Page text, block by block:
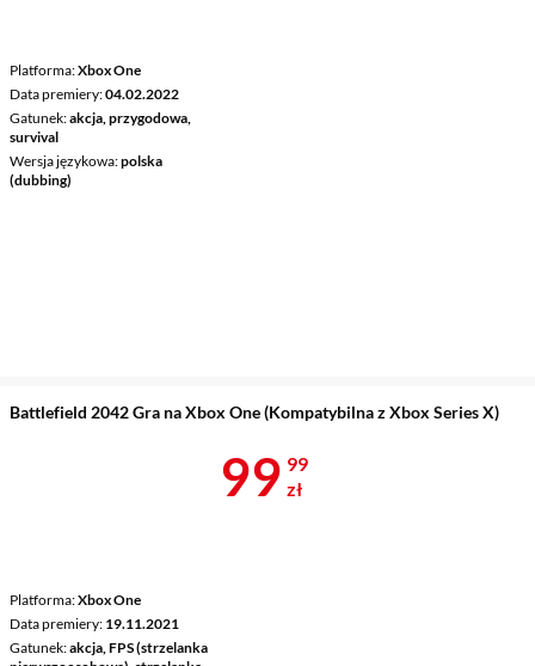
Platforma Xbox One
Data premiery 04.02.2022
Gatunek akcja, przygodowa,
survival
Wersja językowa polska
(dubbing)
Battlefield 2042 Gra na Xbox One (Kompatybilna z Xbox Series X)
Platforma Xbox One
Data premiery 19.11.2021
Gatunek akcja, FPS (strzelanka
Cena 99,99
99 99
zł